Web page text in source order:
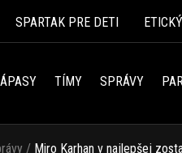
SPARTAK PRE DETI
TÍMY SPRÁVY
/ Miro Karhan v najlepšej